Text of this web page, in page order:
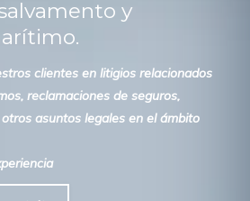
y
clientes en litigios relacionados
reclamaciones de seguros,
asuntos legales en el ámbito